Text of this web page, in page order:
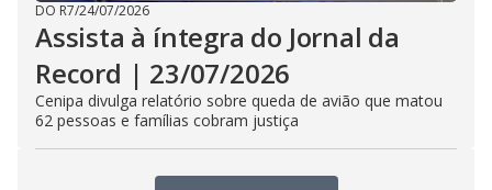
DO R7/24/07/2026
Assista à íntegra do Jornal da
Record | 23/07/2026
Cenipa divulga relatório sobre queda de avião que matou
62 pessoas e famílias cobram justiça